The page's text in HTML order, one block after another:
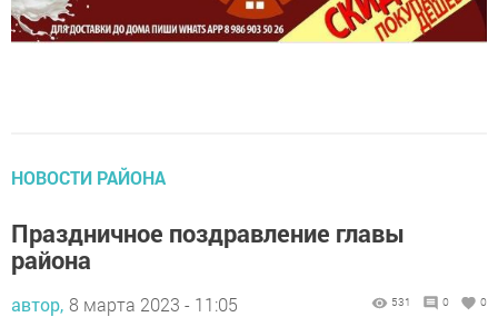
района
автор, 8 марта 2023 - 11:05